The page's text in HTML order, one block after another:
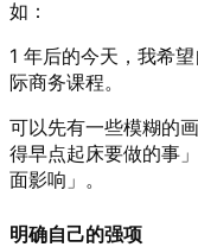
如：
1 年后的今天，我希
际商务课程。
可以先有一些模糊的
得早点起床要做的事
面影响」。
明确自己的强项